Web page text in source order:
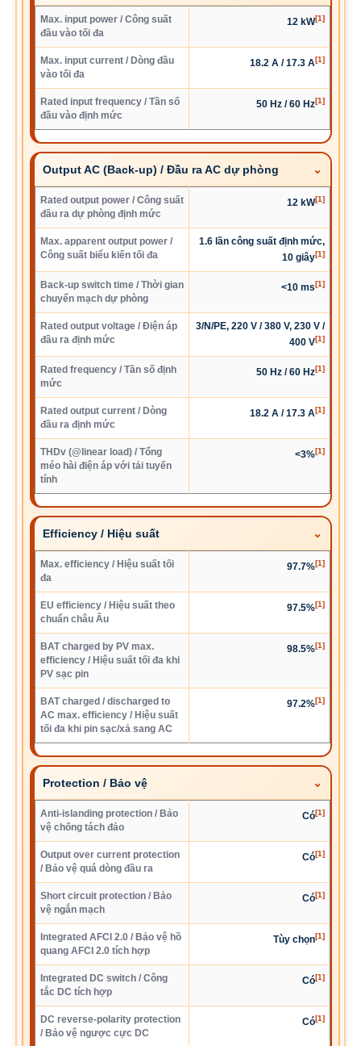
Max. input power / Công suất
đầu vào tối đa
12 kW[1]
Max. input current / Dòng đầu
vào tối đa
18.2 A / 17.3 A[1]
Rated input frequency / Tần số
đầu vào định mức
50 Hz / 60 Hz[1]
Output AC (Back-up) / Đầu ra AC dự phòng
Rated output power / Công suất
đầu ra dự phòng định mức
12 kW[1]
Max. apparent output power /
Công suất biểu kiến tối đa
1.6 lần công suất định mức,
10 giây[1]
Back-up switch time / Thời gian
chuyển mạch dự phòng
<10 ms[1]
Rated output voltage / Điện áp
đầu ra định mức
3/N/PE, 220 V / 380 V, 230 V /
400 V[1]
Rated frequency / Tần số định
mức
50 Hz / 60 Hz[1]
Rated output current / Dòng
đầu ra định mức
18.2 A / 17.3 A[1]
THDv (@linear load) / Tổng
méo hài điện áp với tải tuyến
tính
<3%[1]
Efficiency / Hiệu suất
Max. efficiency / Hiệu suất tối
đa
97.7%[1]
EU efficiency / Hiệu suất theo
chuẩn châu Âu
97.5%[1]
BAT charged by PV max.
efficiency / Hiệu suất tối đa khi
PV sạc pin
98.5%[1]
BAT charged / discharged to
AC max. efficiency / Hiệu suất
tối đa khi pin sạc/xả sang AC
97.2%[1]
Protection / Bảo vệ
Anti-islanding protection / Bảo
vệ chống tách đảo
Có[1]
Output over current protection
/ Bảo vệ quá dòng đầu ra
Có[1]
Short circuit protection / Bảo
vệ ngắn mạch
Có[1]
Integrated AFCI 2.0 / Bảo vệ hồ
quang AFCI 2.0 tích hợp
Tùy chọn[1]
Integrated DC switch / Công
tắc DC tích hợp
Có[1]
DC reverse-polarity protection
/ Bảo vệ ngược cực DC
Có[1]